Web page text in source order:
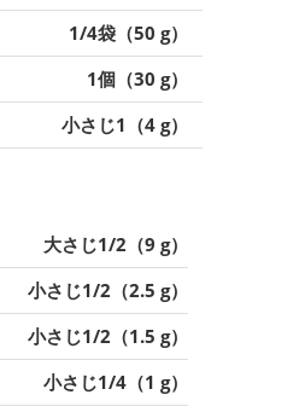
1/4袋（50 g）
1個（30 g）
小さじ1（4 g）
大さじ1/2（9 g）
小さじ1/2（2.5 g）
小さじ1/2（1.5 g）
小さじ1/4（1 g）